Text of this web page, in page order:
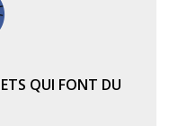
QUI FONT DU